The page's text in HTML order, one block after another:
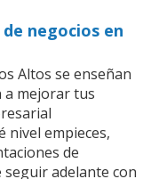
negocios en
Altos se enseñan
a mejorar tus
nivel empieces,
de
seguir adelante con